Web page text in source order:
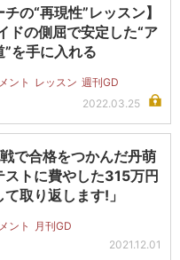
チの“再現性”レッスン】
の側屈で安定した“ア
”を手に入れる
ント レッスン 週刊GD
2022.03.25
で合格をつかんだ丹萌
ストに費やした315万円
取り返します!」
ント
月刊GD
2021.12.01